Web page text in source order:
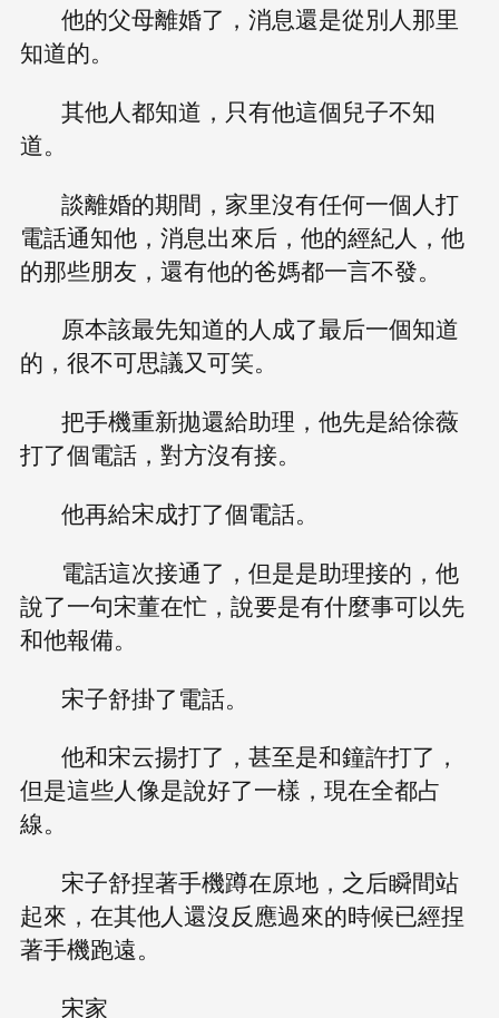
他的父母離婚了，消息還是從別人那里
知道的。
其他人都知道，只有他這個兒子不知
道。
談離婚的期間，家里沒有任何一個人打
電話通知他，消息出來后，他的經紀人，他
的那些朋友，還有他的爸媽都一言不發。
原本該最先知道的人成了最后一個知道
的，很不可思議又可笑。
把手機重新拋還給助理，他先是給徐薇
打了個電話，對方沒有接。
他再給宋成打了個電話。
電話這次接通了，但是是助理接的，他
說了一句宋董在忙，說要是有什麼事可以先
和他報備。
宋子舒掛了電話。
他和宋云揚打了，甚至是和鐘許打了，
但是這些人像是說好了一樣，現在全都占
線。
宋子舒捏著手機蹲在原地，之后瞬間站
起來，在其他人還沒反應過來的時候已經捏
著手機跑遠。
宋家